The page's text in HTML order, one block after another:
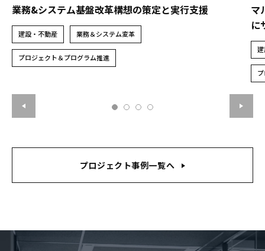
業務&システム基盤改革構想の策定と実行支援
建設・不動産 業務＆システム変革
プロジェクト＆プログラム推進
マ
に
プロジェクト事例一覧へ